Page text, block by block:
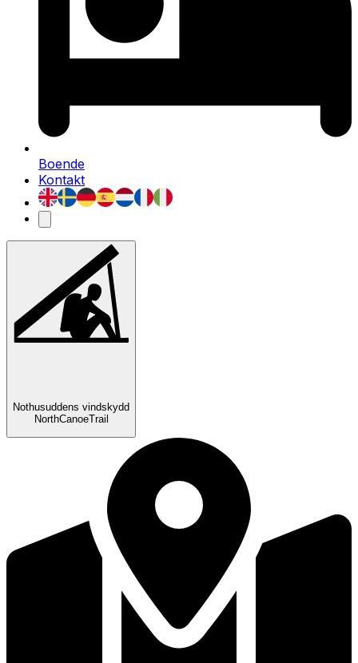
Boende
Kontakt
Nothusuddens vindskydd
NorthCanoeTrail